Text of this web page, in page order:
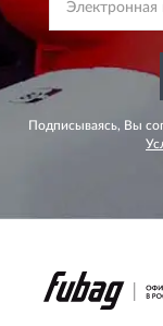
Подписываясь, Вы